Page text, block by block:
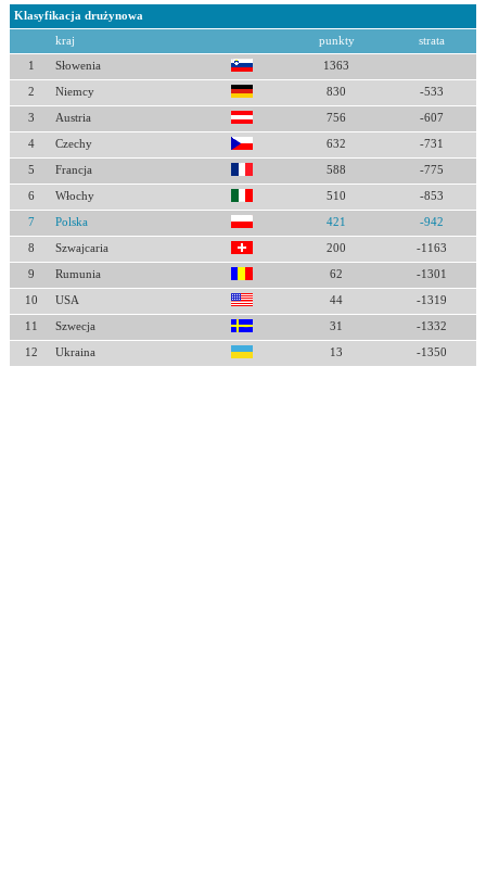
Klasyfikacja drużynowa
kraj punkty strata
1 Słowenia 1363
2 Niemcy 830 -533
3 Austria 756 -607
4 Czechy 632 -731
5 Francja 588 -775
6 Włochy 510 -853
7 Polska 421 -942
8 Szwajcaria 200 -1163
9 Rumunia 62 -1301
10 USA 44 -1319
11 Szwecja 31 -1332
12 Ukraina 13 -1350